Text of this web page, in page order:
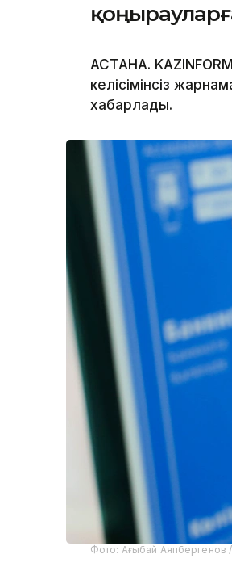
АСТАНА.
келісімінсіз
хабарлады.
Фото: Ағыбай Аяпбергенов